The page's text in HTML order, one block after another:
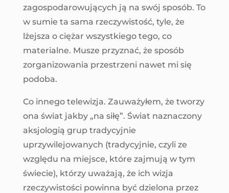
zagospodarowujących ją na swój sposób. To
w sumie ta sama rzeczywistość, tyle, że
lżejsza o ciężar wszystkiego tego, co
materialne. Musze przyznać, że sposób
zorganizowania przestrzeni nawet mi się
podoba.
Co innego telewizja. Zauważyłem, że tworzy
ona świat jakby „na siłę”. Świat naznaczony
aksjologią grup tradycyjnie
uprzywilejowanych (tradycyjnie, czyli ze
względu na miejsce, które zajmują w tym
świecie), którzy uważają, że ich wizja
rzeczywistości powinna być dzielona przez